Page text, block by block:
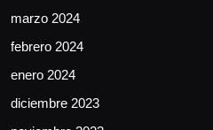
marzo 2024
febrero 2024
enero 2024
diciembre 2023